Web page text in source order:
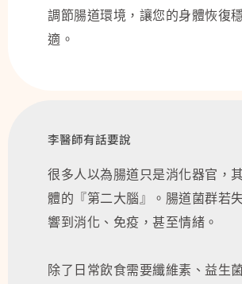
調節腸道環境，讓您的身體恢復
適。
李醫師有話要說
很多人以為腸道只是消化器官，
體的『第二大腦』。腸道菌群若
響到消化、免疫，甚至情緒。
除了日常飲食需要纖維素、益生